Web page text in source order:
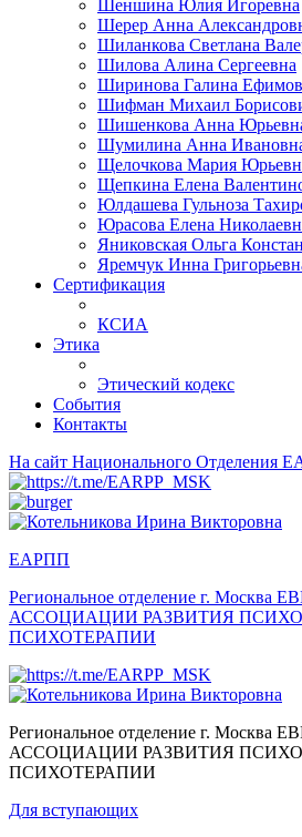
Шеншина Юлия Игоревна
Шерер Анна
Шиланкова Светлана
Шилова Алина Сергеевна
Ширинова Галина
Шифман Михаил
Шишенкова Анна
Шумилина Анна
Щелочкова Мария
Щепкина Елена
Юлдашева Гульноза
Юрасова Елена
Яниковская Ольга
Яремчук Инна
Сертификация
КСИА
Этика
Этический кодекс
События
Контакты
На сайт Национального Отделения
ЕАРПП
Региональное отделение г. Москва
АССОЦИАЦИИ РАЗВИТИЯ
ПСИХОТЕРАПИИ
Региональное отделение г. Москва
АССОЦИАЦИИ РАЗВИТИЯ
ПСИХОТЕРАПИИ
Для вступающих